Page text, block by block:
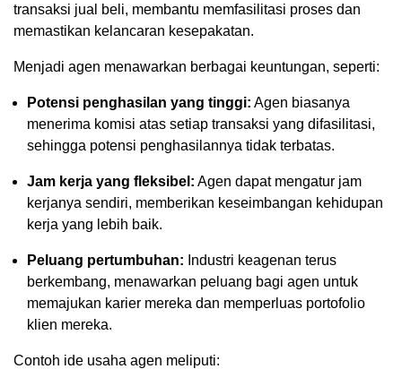
transaksi jual beli, membantu memfasilitasi proses dan
memastikan kelancaran kesepakatan.
Menjadi agen menawarkan berbagai keuntungan, seperti:
Potensi penghasilan yang tinggi: Agen biasanya
menerima komisi atas setiap transaksi yang difasilitasi,
sehingga potensi penghasilannya tidak terbatas.
Jam kerja yang fleksibel: Agen dapat mengatur jam
kerjanya sendiri, memberikan keseimbangan kehidupan
kerja yang lebih baik.
Peluang pertumbuhan: Industri keagenan terus
berkembang, menawarkan peluang bagi agen untuk
memajukan karier mereka dan memperluas portofolio
klien mereka.
Contoh ide usaha agen meliputi: